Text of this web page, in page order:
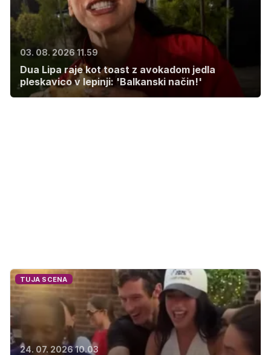
03. 08. 2026 11.59
Dua Lipa raje kot toast z avokadom jedla
pleskavico v lepinji: 'Balkanski način!'
TUJA SCENA
24. 07. 2026 10.03